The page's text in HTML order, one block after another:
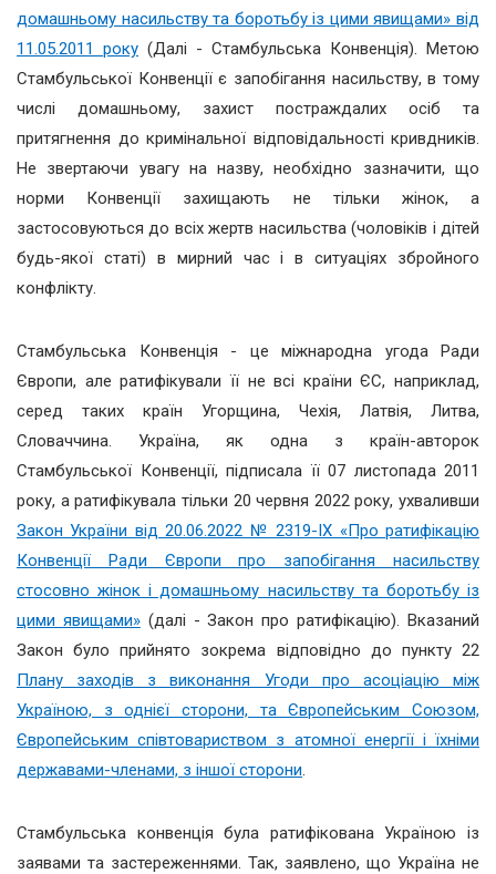
домашньому насильству та боротьбу із цими явищами» від
11.05.2011 року (Далі - Стамбульська Конвенція). Метою
Стамбульської Конвенції є запобігання насильству, в тому
числі домашньому, захист постраждалих осіб та
притягнення до кримінальної відповідальності кривдників.
Не звертаючи увагу на назву, необхідно зазначити, що
норми Конвенції захищають не тільки жінок, а
застосовуються до всіх жертв насильства (чоловіків і дітей
будь-якої статі) в мирний час і в ситуаціях збройного
конфлікту.
Стамбульська Конвенція - це міжнародна угода Ради
Європи, але ратифікували її не всі країни ЄС, наприклад,
серед таких країн Угорщина, Чехія, Латвія, Литва,
Словаччина. Україна, як одна з країн-авторок
Стамбульської Конвенції, підписала її 07 листопада 2011
року, а ратифікувала тільки 20 червня 2022 року, ухваливши
Закон України від 20.06.2022 № 2319-IX «Про ратифікацію
Конвенції Ради Європи про запобігання насильству
стосовно жінок і домашньому насильству та боротьбу із
цими явищами»(далі - Закон про ратифікацію). Вказаний
Закон було прийнято зокрема відповідно до пункту 22
Плану заходів з виконання Угоди про асоціацію між
Україною, з однієї сторони, та Європейським Союзом,
Європейським співтовариством з атомної енергії і їхніми
державами-членами, з іншої сторони.
Стамбульська конвенція була ратифікована Україною із
заявами та застереженнями. Так, заявлено, що Україна не